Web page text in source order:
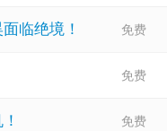
王，开启复仇之旅！可
只是可惜一切为时晚
神。
临绝境！